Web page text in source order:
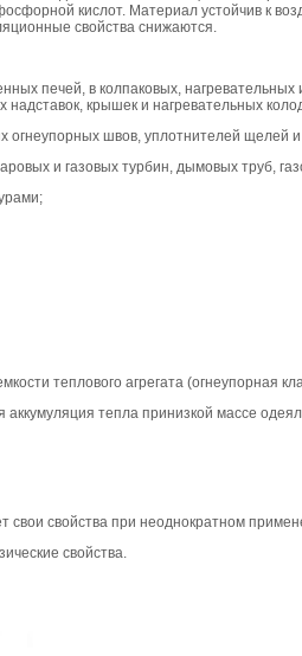
кислот. Материал устойчив к
свойства снижаются.
печей, в колпаковых,
крышек и нагревательных
огнеупорных швов, уплотнителей щелей
и газовых турбин, дымовых труб,
теплового агрегата (огнеупорная
аккумуляция тепла принизкой массе
свои свойства при неоднократном
свойства.